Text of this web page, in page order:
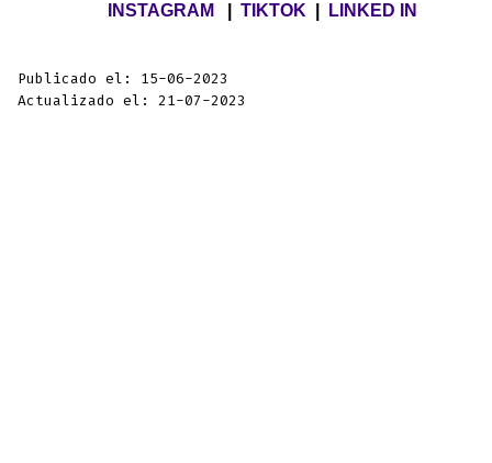
INSTAGRAM
TIKTOK LINKED IN
Publicado el: 15-06-2023
Actualizado el: 21-07-2023